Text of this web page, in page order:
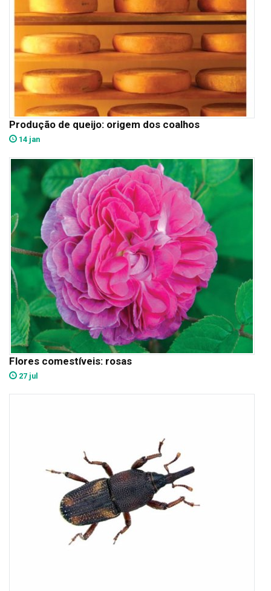
Produção de queijo: origem dos coalhos
14 jan
Flores comestíveis: rosas
27 jul